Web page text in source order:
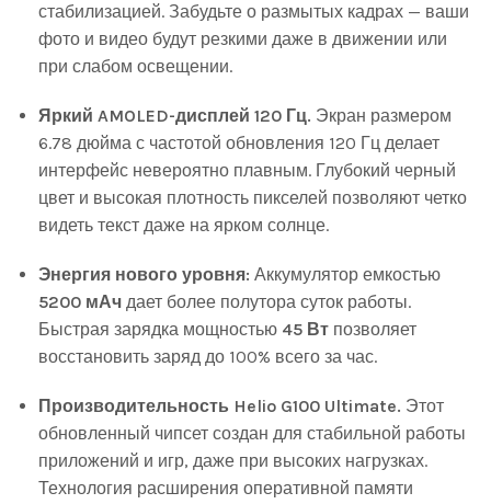
стабилизацией. Забудьте о размытых кадрах — ваши
фото и видео будут резкими даже в движении или
при слабом освещении.
Яркий AMOLED-дисплей 120 Гц. Экран размером
6.78 дюйма с частотой обновления 120 Гц делает
интерфейс невероятно плавным. Глубокий черный
цвет и высокая плотность пикселей позволяют четко
видеть текст даже на ярком солнце.
Энергия нового уровня: Аккумулятор емкостью
5200 мАч дает более полутора суток работы.
Быстрая зарядка мощностью 45 Вт позволяет
восстановить заряд до 100% всего за час.
Производительность Helio G100 Ultimate. Этот
обновленный чипсет создан для стабильной работы
приложений и игр, даже при высоких нагрузках.
Технология расширения оперативной памяти